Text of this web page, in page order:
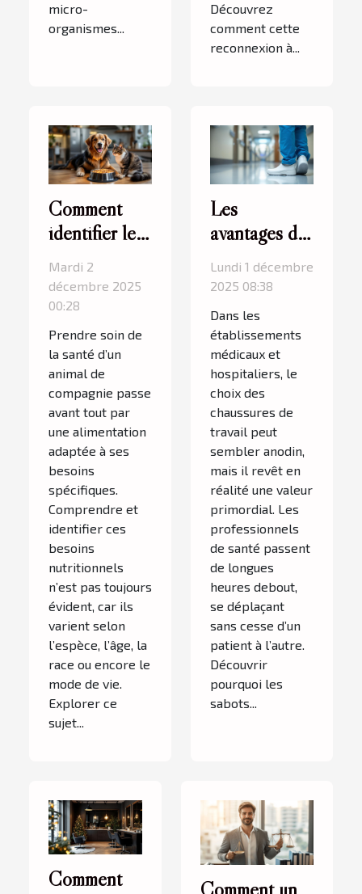
micro-
organismes...
Découvrez
comment cette
reconnexion à...
Comment
identifier les
besoins
nutritionnels
de votre
animal de
compagnie ?
Mardi 2
décembre 2025
00:28
Prendre soin de
la santé d’un
animal de
compagnie passe
avant tout par
une alimentation
adaptée à ses
besoins
spécifiques.
Comprendre et
identifier ces
besoins
nutritionnels
n’est pas toujours
évident, car ils
varient selon
l’espèce, l’âge, la
race ou encore le
mode de vie.
Explorer ce
sujet...
Les
avantages des
sabots en
milieux
médicaux et
hospitaliers
Lundi 1 décembre
2025 08:38
Dans les
établissements
médicaux et
hospitaliers, le
choix des
chaussures de
travail peut
sembler anodin,
mais il revêt en
réalité une valeur
primordial. Les
professionnels
de santé passent
de longues
heures debout,
se déplaçant
sans cesse d’un
patient à l’autre.
Découvrir
pourquoi les
sabots...
Comment